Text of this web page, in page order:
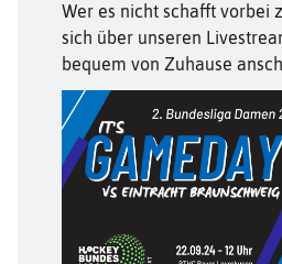
Wer es nicht schafft vorbei
sich über unseren
bequem von Zuhause